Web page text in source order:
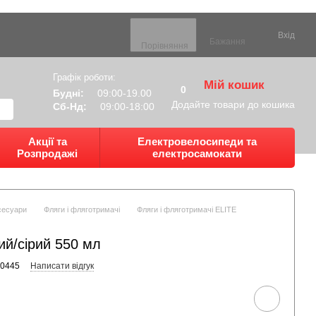
Порівняння
Бажання
Вхід
Графік роботи:
Будні:
09:00-19.00
Сб-Нд:
09:00-18:00
0 Мій кошик
Додайте товари до кошика
Акції та
Розпродажі
Електровелосипеди та
електросамокати
Фляги і фляготримачі
Фляги і фляготримачі ELITE
сірий 550 мл
Написати відгук